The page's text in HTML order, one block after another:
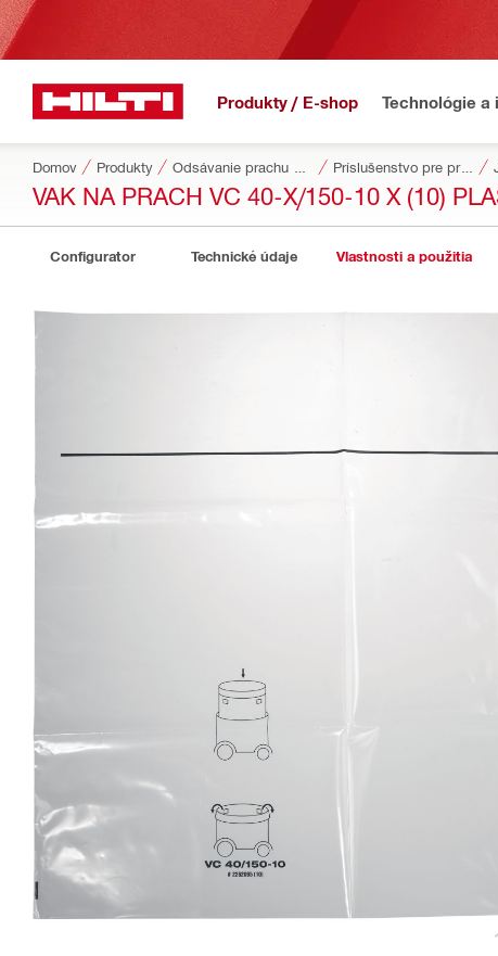
Produkty / E-shop Technológie a
Domov Produkty Príslušenstvo pre prach a prívod vody
VAK NA PRACH VC 40-X/150-10 X (10)
Configurator Technické údaje Vlastnosti a použitia